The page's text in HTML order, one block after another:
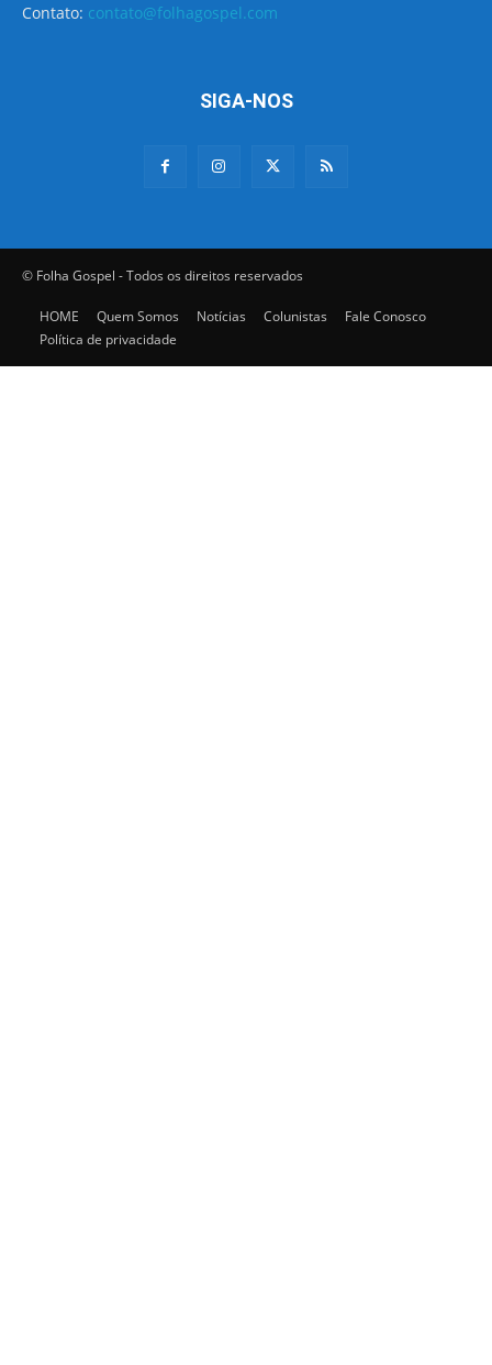
Contato: contato@folhagospel.com
SIGA-NOS
© Folha Gospel - Todos os direitos reservados
HOME Quem Somos Notícias Colunistas
Fale Conosco
Política de privacidade